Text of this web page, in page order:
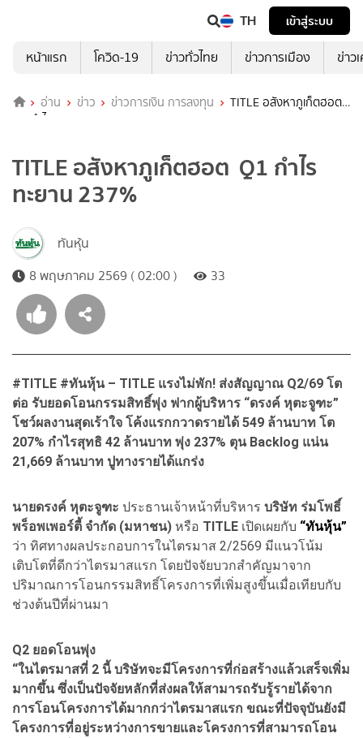
TH
เข้าสู่ระบบ
หน้าแรก
โควิด-19 ข่าวทั่วไทย ข่าวการเมือง ข่าว
อ่าน ข่าว ข่าวการเงิน การลงทุน
TITLE อสังหาภูเก็ตฮอต
Q1 กำไรทะยาน 237%
TITLE อสังหาภูเก็ตฮอต Q1 กำไร
ทะยาน 237%
ทันหุ้น
8 พฤษภาคม 2569 ( 02:00 )
33
#TITLE #ทันหุ้น – TITLE แรงไม่พัก! ส่งสัญญาณ Q2/69 โต
ต่อ รับยอดโอนกรรมสิทธิ์พุ่ง ฟากผู้บริหาร “ดรงค์ หุตะจูฑะ”
โชว์ผลงานสุดเร้าใจ โค้งแรกกวาดรายได้ 549 ล้านบาท โต
207% กำไรสุทธิ 42 ล้านบาท พุ่ง 237% ตุน Backlog แน่น
21,669 ล้านบาท ปูทางรายได้แกร่ง
นายดรงค์ หุตะจูฑะ ประธานเจ้าหน้าที่บริหาร บริษัท ร่มโพธิ์
พร็อพเพอร์ตี้ จำกัด (มหาชน) หรือ TITLE เปิดเผยกับ “ทันหุ้น”
ว่า ทิศทางผลประกอบการในไตรมาส 2/2569 มีแนวโน้ม
เติบโตที่ดีกว่าไตรมาสแรก โดยปัจจัยบวกสำคัญมาจาก
ปริมาณการโอนกรรมสิทธิ์โครงการที่เพิ่มสูงขึ้นเมื่อเทียบกับ
ช่วงต้นปีที่ผ่านมา
Q2 ยอดโอนพุ่ง
“ในไตรมาสที่ 2 นี้ บริษัทจะมีโครงการที่ก่อสร้างแล้วเสร็จเพิ่ม
มากขึ้น ซึ่งเป็นปัจจัยหลักที่ส่งผลให้สามารถรับรู้รายได้จาก
การโอนโครงการได้มากกว่าไตรมาสแรก ขณะที่ปัจจุบันยังมี
โครงการที่อยู่ระหว่างการขายและโครงการที่สามารถโอน